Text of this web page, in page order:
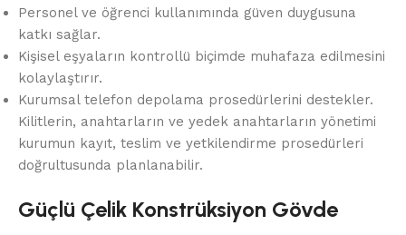
Personel ve öğrenci kullanımında güven duygusuna
katkı sağlar.
Kişisel eşyaların kontrollü biçimde muhafaza edilmesini
kolaylaştırır.
Kurumsal telefon depolama prosedürlerini destekler.
Kilitlerin, anahtarların ve yedek anahtarların yönetimi
kurumun kayıt, teslim ve yetkilendirme prosedürleri
doğrultusunda planlanabilir.
Güçlü Çelik Konstrüksiyon Gövde